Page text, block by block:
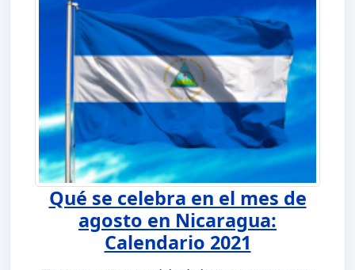
Qué se celebra en el mes de
agosto en Nicaragua:
Calendario 2021